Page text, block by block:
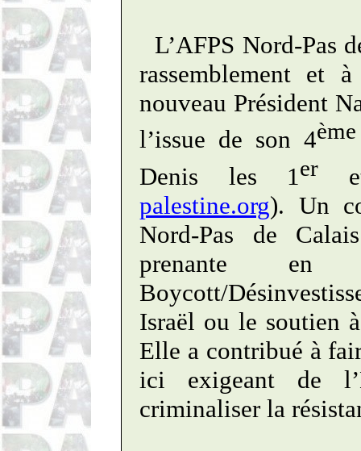
L’AFPS Nord-Pas
rassemblement et
nouveau Président
l’issue de son 4ème
Denis les 1er
palestine.org). Un
Nord-Pas de
prenante
Boycott/
Israël ou le soutien
Elle a contribué à
ici exigeant de
criminaliser la